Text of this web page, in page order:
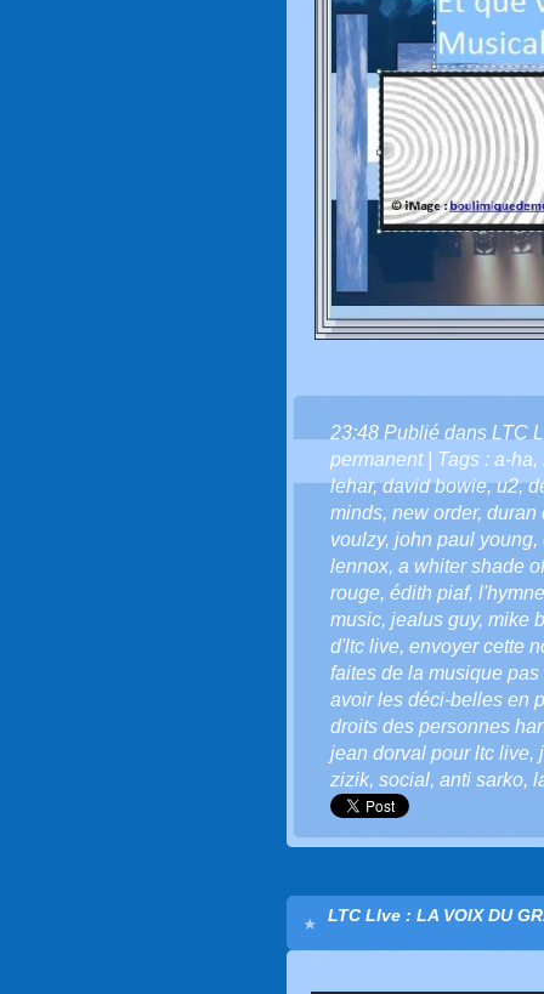
23:48 Publié dans LTC
permanent| Tags : a-ha,
lehar,david bowie,u2,
minds, new order, duran
voulzy, john paul young,
lennox, a whiter shade
rouge, édith piaf,
music, jealus guy, mike
d'ltc live, envoyer cette
faites de la musique
avoir les déci-belles en
droits des personnes
jean dorval pour ltc live,
zizik, social, anti sarko,
LTC LIve : LA VOIX DU